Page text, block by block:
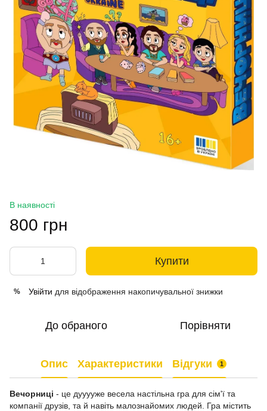
В наявності
800 грн
Купити
% Увійти для відображення накопичувальної знижки
До обраного Порівняти
Опис Характеристики Відгуки 1
Вечорниці - це дууууже весела настільна гра для сім'ї та
компанії друзів, та й навіть малознайомих людей. Гра містить